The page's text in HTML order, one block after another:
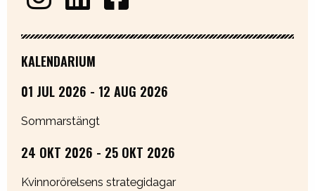
KALENDARIUM
01 JUL 2026 - 12 AUG 2026
Sommarstängt
24 OKT 2026 - 25 OKT 2026
Kvinnorörelsens strategidagar